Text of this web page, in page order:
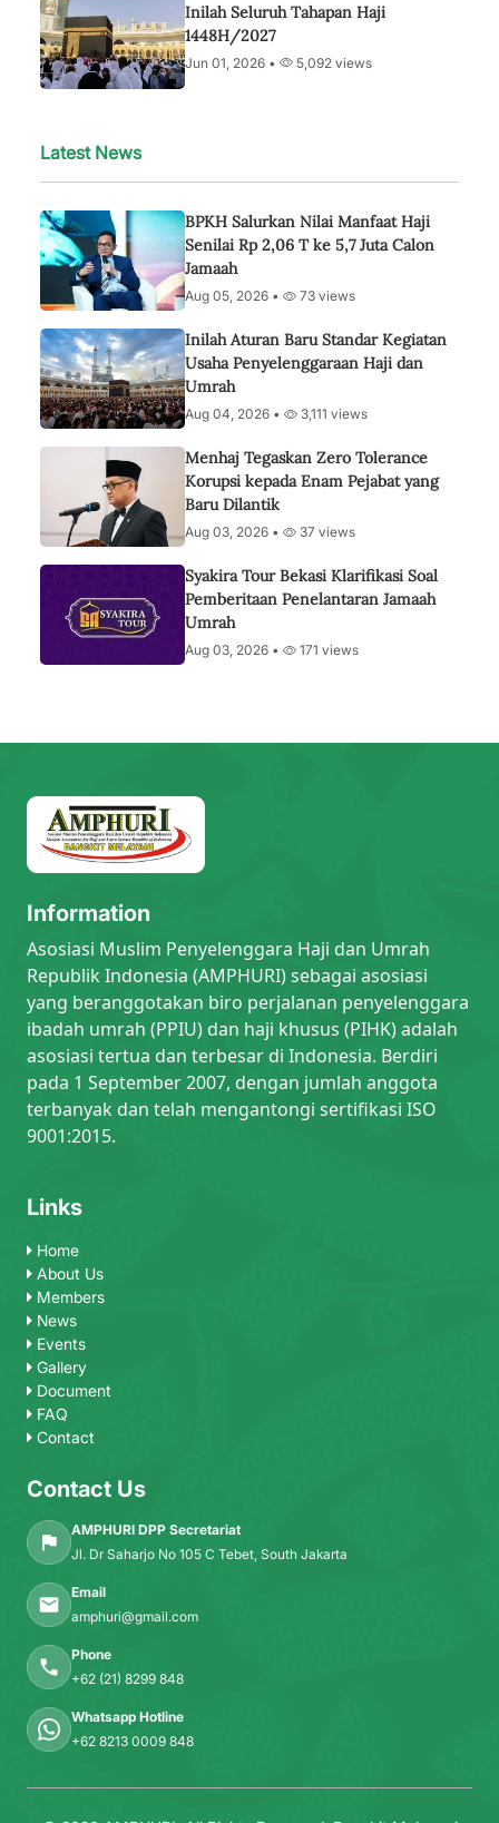
Inilah Seluruh Tahapan Haji
1448H/2027
Jun 01, 2026 • 5,092 views
Latest News
BPKH Salurkan Nilai Manfaat Haji
Senilai Rp 2,06 T ke 5,7 Juta Calon
Jamaah
Aug 05, 2026 • 73 views
Inilah Aturan Baru Standar Kegiatan
Usaha Penyelenggaraan Haji dan
Umrah
Aug 04, 2026 • 3,111 views
Menhaj Tegaskan Zero Tolerance
Korupsi kepada Enam Pejabat yang
Baru Dilantik
Aug 03, 2026 • 37 views
Syakira Tour Bekasi Klarifikasi Soal
Pemberitaan Penelantaran Jamaah
Umrah
Aug 03, 2026 • 171 views
Information
Asosiasi Muslim Penyelenggara Haji dan Umrah
Republik Indonesia (AMPHURI) sebagai asosiasi
yang beranggotakan biro perjalanan penyelenggara
ibadah umrah (PPIU) dan haji khusus (PIHK) adalah
asosiasi tertua dan terbesar di Indonesia. Berdiri
pada 1 September 2007, dengan jumlah anggota
terbanyak dan telah mengantongi sertifikasi ISO
9001:2015.
Links
Home
About Us
Members
News
Events
Gallery
Document
FAQ
Contact
Contact Us
AMPHURI DPP Secretariat
Jl. Dr Saharjo No 105 C Tebet, South Jakarta
Email
amphuri@gmail.com
Phone
+62 (21) 8299 848
Whatsapp Hotline
+62 8213 0009 848